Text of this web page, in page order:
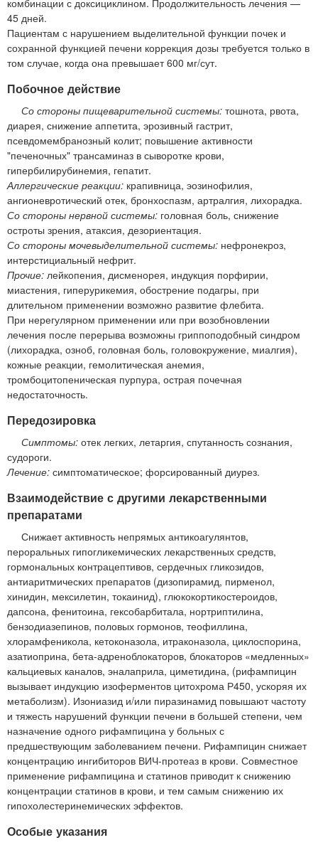
45 дней.
Пациентам с нарушением выделительной функции почек и
сохранной функцией печени коррекция дозы требуется только в
том случае, когда она превышает 600 мг/сут.
Побочное действие
Со стороны пищеварительной системы: тошнота, рвота,
диарея, снижение аппетита, эрозивный гастрит,
псевдомембранозный колит; повышение активности
"печеночных" трансаминаз в сыворотке крови,
гипербилирубинемия, гепатит.
Аллергические реакции: крапивница, эозинофилия,
ангионевротический отек, бронхоспазм, артралгия, лихорадка.
Со стороны нервной системы: головная боль, снижение
остроты зрения, атаксия, дезориентация.
Со стороны мочевыделительной системы: нефронекроз,
интерстициальный нефрит.
Прочие: лейкопения, дисменорея, индукция порфирии,
миастения, гиперурикемия, обострение подагры, при
длительном применении возможно развитие флебита.
При нерегулярном применении или при возобновлении
лечения после перерыва возможны гриппоподобный синдром
(лихорадка, озноб, головная боль, головокружение, миалгия),
кожные реакции, гемолитическая анемия,
тромбоцитопеническая пурпура, острая почечная
недостаточность.
Передозировка
Симптомы: отек легких, летаргия, спутанность сознания,
судороги.
Лечение: симптоматическое; форсированный диурез.
Взаимодействие с другими лекарственными
препаратами
Снижает активность непрямых антикоагулянтов,
пероральных гипогликемических лекарственных средств,
гормональных контрацептивов, сердечных гликозидов,
антиаритмических препаратов (дизопирамид, пирменол,
хинидин, мексилетин, токаинид), глюкокортикостероидов,
дапсона, фенитоина, гексобарбитала, нортриптилина,
бензодиазепинов, половых гормонов, теофиллина,
хлорамфеникола, кетоконазола, итраконазола, циклоспорина,
азатиоприна, бета-адреноблокаторов, блокаторов «медленных»
кальциевых каналов, эналаприла, циметидина, (рифампицин
вызывает индукцию изоферментов цитохрома Р450, ускоряя их
метаболизм). Изониазид и/или пиразинамид повышают частоту
и тяжесть нарушений функции печени в большей степени, чем
назначение одного рифампицина у больных с
предшествующим заболеванием печени. Рифампицин снижает
концентрацию ингибиторов ВИЧ-протеаз в крови. Совместное
применение рифампицина и статинов приводит к снижению
концентрации статинов в крови, и тем самым снижению их
гипохолестеринемических эффектов.
Особые указания